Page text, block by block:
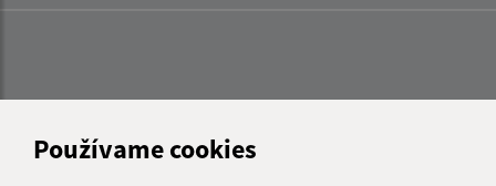
Používame cookies